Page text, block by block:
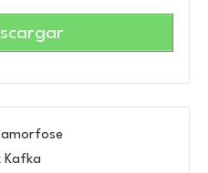
Kafka